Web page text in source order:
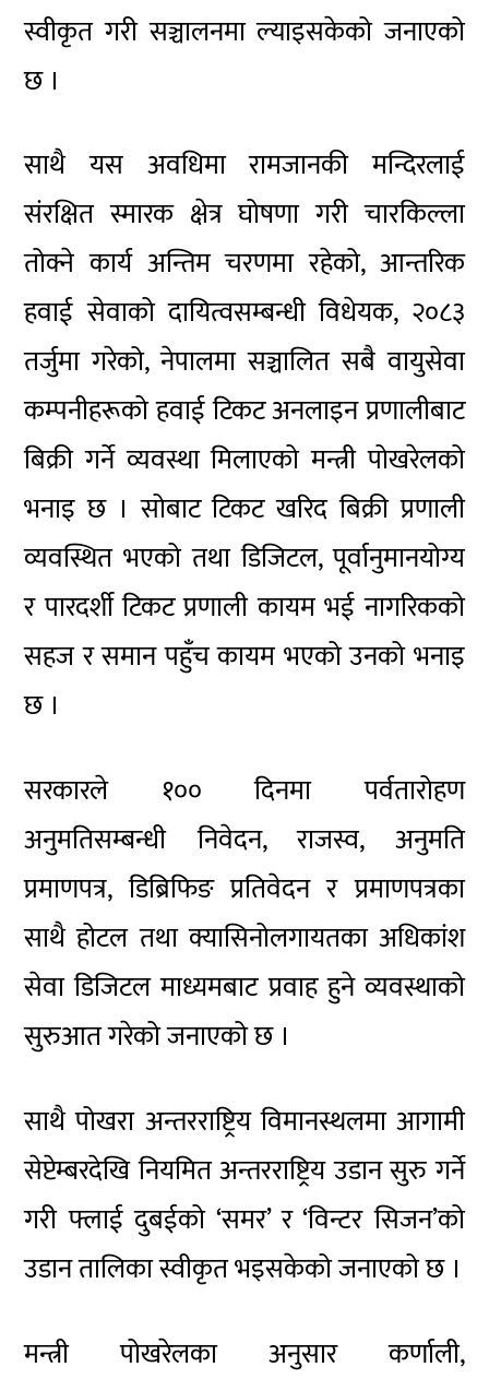
स्वीकृत गरी सञ्चालनमा ल्याइसकेको जनाएको
छ ।
साथै यस अवधिमा रामजानकी मन्दिरलाई
संरक्षित स्मारक क्षेत्र घोषणा गरी चारकिल्ला
तोक्ने कार्य अन्तिम चरणमा रहेको, आन्तरिक
हवाई सेवाको दायित्वसम्बन्धी विधेयक, २०८३
तर्जुमा गरेको, नेपालमा सञ्चालित सबै वायुसेवा
कम्पनीहरूको हवाई टिकट अनलाइन प्रणालीबाट
बिक्री गर्ने व्यवस्था मिलाएको मन्त्री पोखरेलको
भनाइ छ । सोबाट टिकट खरिद बिक्री प्रणाली
व्यवस्थित भएको तथा डिजिटल, पूर्वानुमानयोग्य
र पारदर्शी टिकट प्रणाली कायम भई नागरिकको
सहज र समान पहुँच कायम भएको उनको भनाइ
छ ।
सरकारले १०० दिनमा पर्वतारोहण
अनुमतिसम्बन्धी निवेदन, राजस्व, अनुमति
प्रमाणपत्र, डिब्रिफिङ प्रतिवेदन र प्रमाणपत्रका
साथै होटल तथा क्यासिनोलगायतका अधिकांश
सेवा डिजिटल माध्यमबाट प्रवाह हुने व्यवस्थाको
सुरुआत गरेको जनाएको छ ।
साथै पोखरा अन्तरराष्ट्रिय विमानस्थलमा आगामी
सेप्टेम्बरदेखि नियमित अन्तरराष्ट्रिय उडान सुरु गर्ने
गरी फ्लाई दुबईको ‘समर’ र ‘विन्टर सिजन’को
उडान तालिका स्वीकृत भइसकेको जनाएको छ ।
मन्त्री पोखरेलका अनुसार कर्णाली,